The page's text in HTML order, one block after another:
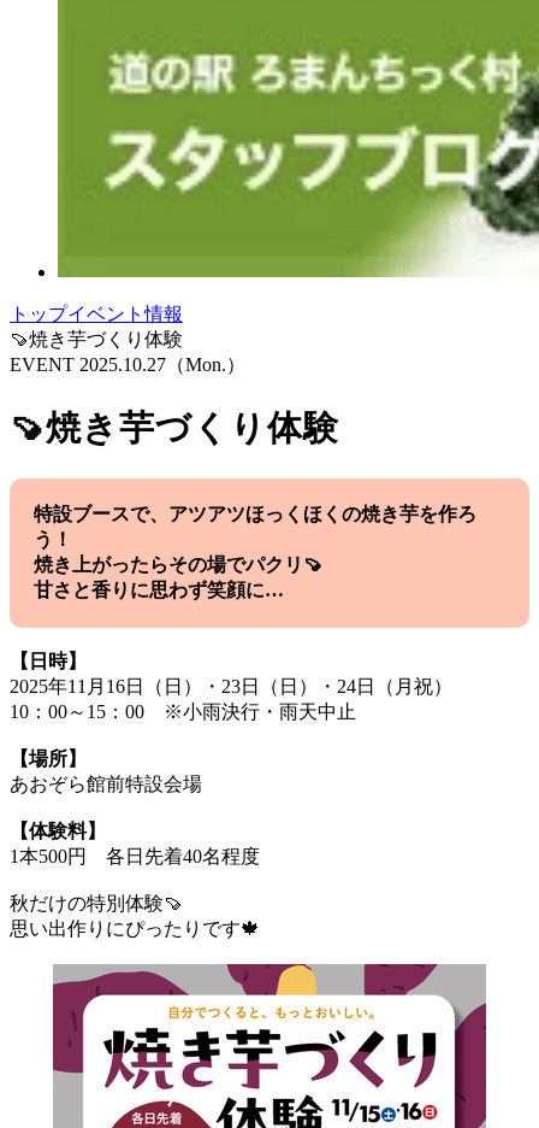
トップイベント情報
🍠焼き芋づくり体験
EVENT 2025.10.27 （Mon.）
🍠焼き芋づくり体験
特設ブースで、アツアツほっくほくの焼き芋を作ろ
う！
焼き上がったらその場でパクリ🍠
甘さと香りに思わず笑顔に…
【日時】
2025年11月16日（日）・23日（日）・24日（月祝）
10：00～15：00 ※小雨決行・雨天中止
【場所】
あおぞら館前特設会場
【体験料】
1本500円 各日先着40名程度
秋だけの特別体験🍠
思い出作りにぴったりです🍁